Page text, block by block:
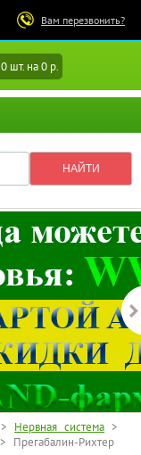
Вам перезвонить?
0 шт. на 0 р.
> Нервная система >
> Прегабалин-Рихтер